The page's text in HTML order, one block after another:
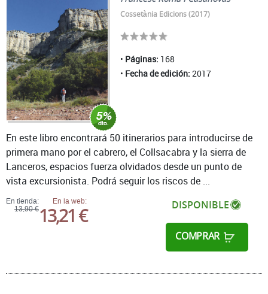
Cossetània Edicions (2017)
Páginas: 168
Fecha de edición: 2017
En tienda:
13,90 €
En la web:
13,21 € DISPONIBLE
COMPRAR
En este libro encontrará 50 itinerarios para introducirse de
primera mano por el cabrero, el Collsacabra y la sierra de
Lanceros, espacios fuerza olvidados desde un punto de
vista excursionista. Podrá seguir los riscos de ...